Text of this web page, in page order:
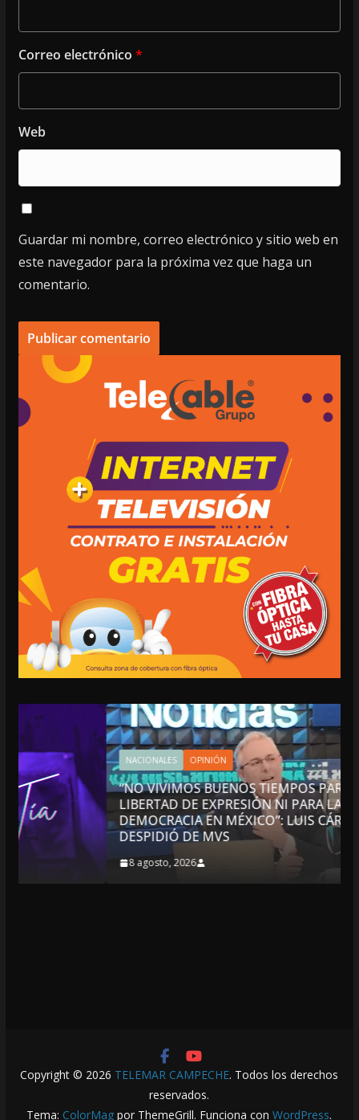
Correo electrónico *
Web
Guardar mi nombre, correo electrónico y sitio web en
este navegador para la próxima vez que haga un
comentario.
NACIONALES OPINIÓN
“NO VIVIMOS BUENOS TIEMPOS PARA LA
LIBERTAD DE EXPRESIÓN NI PARA LA
DEMOCRACIA EN MÉXICO”: LUIS CÁRDENAS; SE
DESPIDIÓ DE MVS
8 agosto, 2026
Copyright © 2026 TELEMAR CAMPECHE. Todos los derechos
reservados.
Tema: ColorMag por ThemeGrill. Funciona conWordPress.